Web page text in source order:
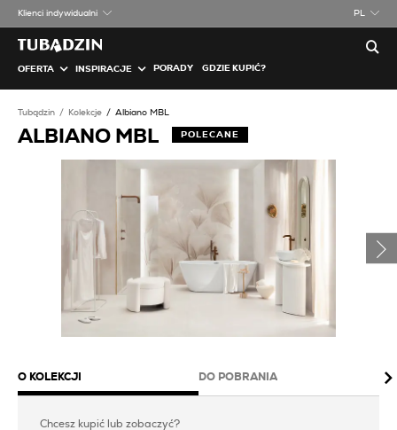
Klienci indywidualni PL
OFERTA INSPIRACJE PORADY GDZIE KUPIĆ?
Tubądzin Kolekcje Albiano MBL
ALBIANO MBL POLECANE
O KOLEKCJI DO POBRANIA
Chcesz kupić lub zobaczyć?